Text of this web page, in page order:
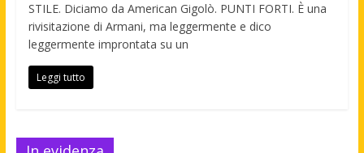
STILE. Diciamo da American Gigolò. PUNTI FORTI. È una
rivisitazione di Armani, ma leggermente e dico
leggermente improntata su un
Leggi tutto